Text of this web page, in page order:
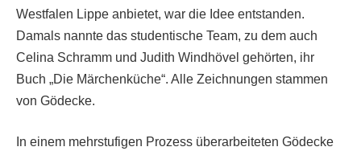
Westfalen Lippe anbietet, war die Idee entstanden.
Damals nannte das studentische Team, zu dem auch
Celina Schramm und Judith Windhövel gehörten, ihr
Buch „Die Märchenküche“. Alle Zeichnungen stammen
von Gödecke.
In einem mehrstufigen Prozess überarbeiteten Gödecke